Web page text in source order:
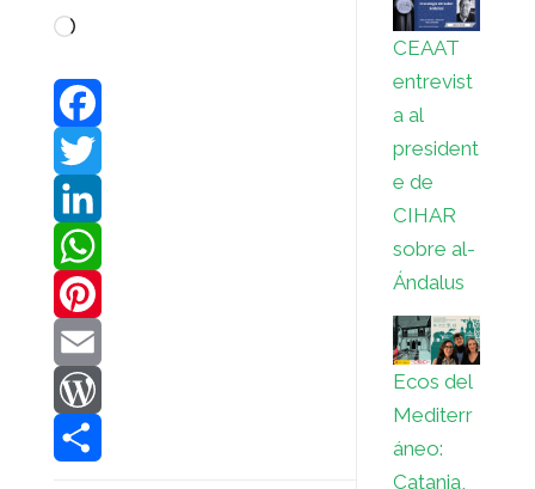
Cargando...
F
a
c
e
b
o
o
T
w
t
e
L
n
k
e
W
h
a
P
n
E
m
W
CEAAT
entrevist
a al
president
e de
CIHAR
sobre al-
Ándalus
Ecos del
Mediterr
áneo:
Catania,